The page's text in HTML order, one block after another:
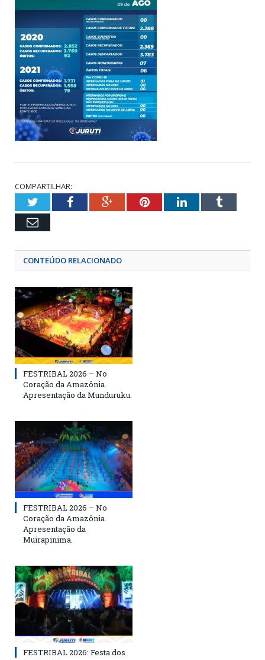
COMPARTILHAR:
TwitterFacebookGoogle+PinterestLinkedInTumblr
Email
CONTEÚDO RELACIONADO
FESTRIBAL 2026 – No
Coração da Amazônia.
Apresentação da Munduruku.
FESTRIBAL 2026 – No
Coração da Amazônia.
Apresentação da
Muirapinima.
FESTRIBAL 2026: Festa dos